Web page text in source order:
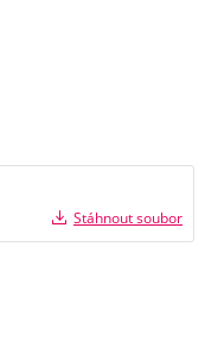
Stáhnout soubor